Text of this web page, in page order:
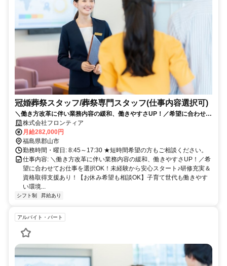
冠婚葬祭スタッフ/葬祭専門スタッフ(仕事内容選択可)
＼働き方改革に伴い業務内容の緩和、働きやすさUP！／希望に合わせて
お仕事を選択OK！未経験から安心スタート♪研修充実＆資格取得支援あ
り！【お休み希望も相談OK】子育て世代も働きやすい環境です◎新規オ
ープン施設で新しい仲間を募集しています！≪積極面接中≫
株式会社フロンティア
月給282,000円
福島県郡山市
勤務時間・曜日: 8:45～17:30 ★短時間希望の方もご相談ください。
仕事内容: ＼働き方改革に伴い業務内容の緩和、働きやすさUP！／希
望に合わせてお仕事を選択OK！未経験から安心スタート♪研修充実＆
資格取得支援あり！【お休み希望も相談OK】子育て世代も働きやす
い環境...
シフト制 昇給あり
アルバイト・パート